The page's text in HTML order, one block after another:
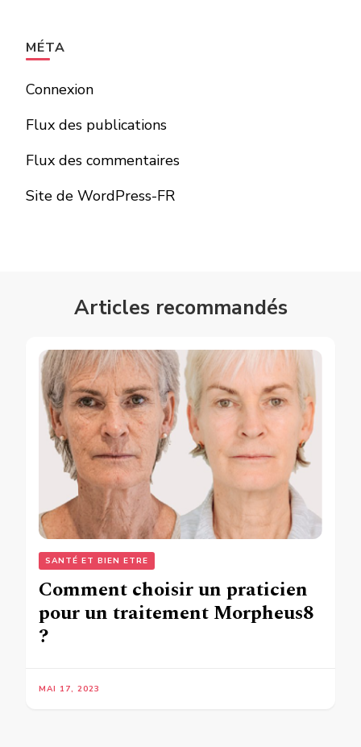
MÉTA
Connexion
Flux des publications
Flux des commentaires
Site de WordPress-FR
Articles recommandés
SANTÉ ET BIEN ETRE
Comment choisir un praticien
pour un traitement Morpheus8
?
MAI 17, 2023